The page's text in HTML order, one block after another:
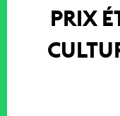
PRIX